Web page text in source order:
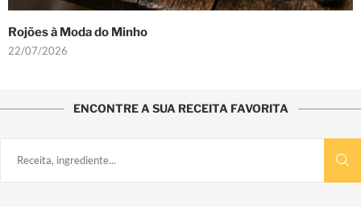
Rojões à Moda do Minho
22/07/2026
ENCONTRE A SUA RECEITA FAVORITA